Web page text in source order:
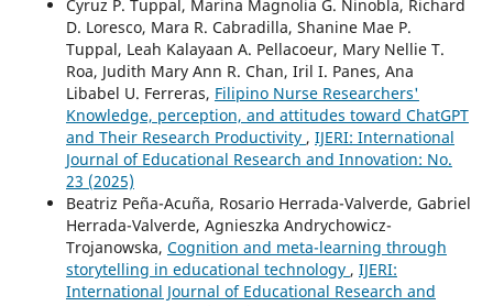
Cyruz P. Tuppal, Marina Magnolia G. Ninobla, Richard
D. Loresco, Mara R. Cabradilla, Shanine Mae P.
Tuppal, Leah Kalayaan A. Pellacoeur, Mary Nellie T.
Roa, Judith Mary Ann R. Chan, Iril I. Panes, Ana
Libabel U. Ferreras, Filipino Nurse Researchers'
Knowledge, perception, and attitudes toward ChatGPT
and Their Research Productivity , IJERI: International
Journal of Educational Research and Innovation: No.
23 (2025)
Beatriz Peña-Acuña, Rosario Herrada-Valverde, Gabriel
Herrada-Valverde, Agnieszka Andrychowicz-
Trojanowska, Cognition and meta-learning through
storytelling in educational technology , IJERI:
International Journal of Educational Research and